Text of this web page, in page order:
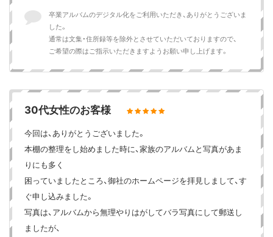
卒業アルバムのデジタル化をご利用いただき、ありがとうございま
した。
通常は文集・住所録等を除外とさせていただいておりますので、
ご希望の際はご指示いただきますようお願い申し上げます。
30代女性のお客様
今回は、ありがとうございました。
本棚の整理をし始めました時に、家族のアルバムと写真があま
りにも多く
困っていましたところ、御社のホームページを拝見しまして、す
ぐ申し込みました。
写真は、アルバムから無理やりはがしてバラ写真にして郵送し
ましたが、